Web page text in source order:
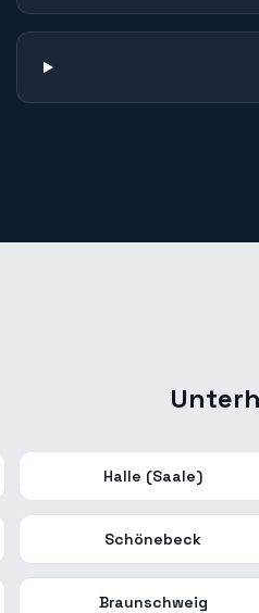
Halle (Saale)
Schönebeck
Braunschweig